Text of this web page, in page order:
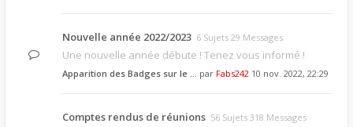
Nouvelle année 2022/2023 6 Sujets 29 Messages
Une nouvelle année débute ! Tenez vous informé !
Apparition des Badges sur le … par Fabs242 10 nov. 2022, 22:29
Comptes rendus de réunions 56 Sujets 318 Messages